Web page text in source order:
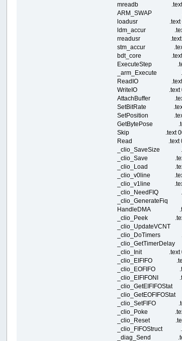
mreadb .text
ARM_SWAP .text
loadusr .text
ldm_accur .text
rreadusr .text
stm_accur .text
bdt_core .text
ExecuteStep .text
_arm_Execute .text
ReadIO .text
WriteIO .text
AttachBuffer .text
SetBitRate .text
SetPosition .text
GetBytePose .text
Skip .text
Read .text
_clio_SaveSize
_clio_Save .text
_clio_Load .text
_clio_v0line .text
_clio_v1line .text
_clio_NeedFIQ .text
_clio_GenerateFiq
HandleDMA .text
_clio_Peek .text
_clio_UpdateVCNT
_clio_DoTimers
_clio_GetTimerDelay
_clio_Init .text
_clio_EIFIFO .text
_clio_EOFIFO .text
_clio_EIFIFONI .text
_clio_GetEIFIFOStat
_clio_SetFIFO .text
_clio_Poke .text
_clio_Reset .text
_clio_FIFOStruct
_diag_Send .text